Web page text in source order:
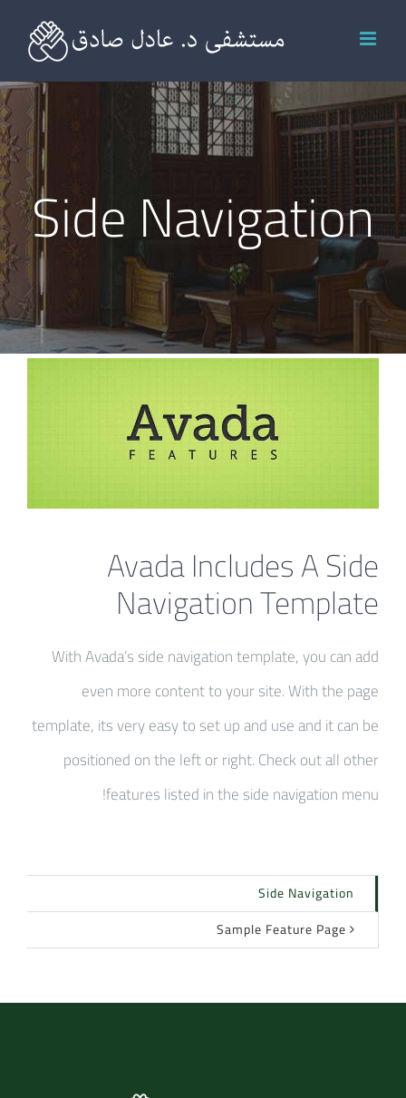
content
Side Navigation
Avada Includes A Side
Navigation Template
With Avada’s side navigation template, you can add
even more content to your site. With the page
template, its very easy to set up and use and it can be
positioned on the left or right. Check out all other
features listed in the side navigation menu!
Side Navigation
Sample Feature Page